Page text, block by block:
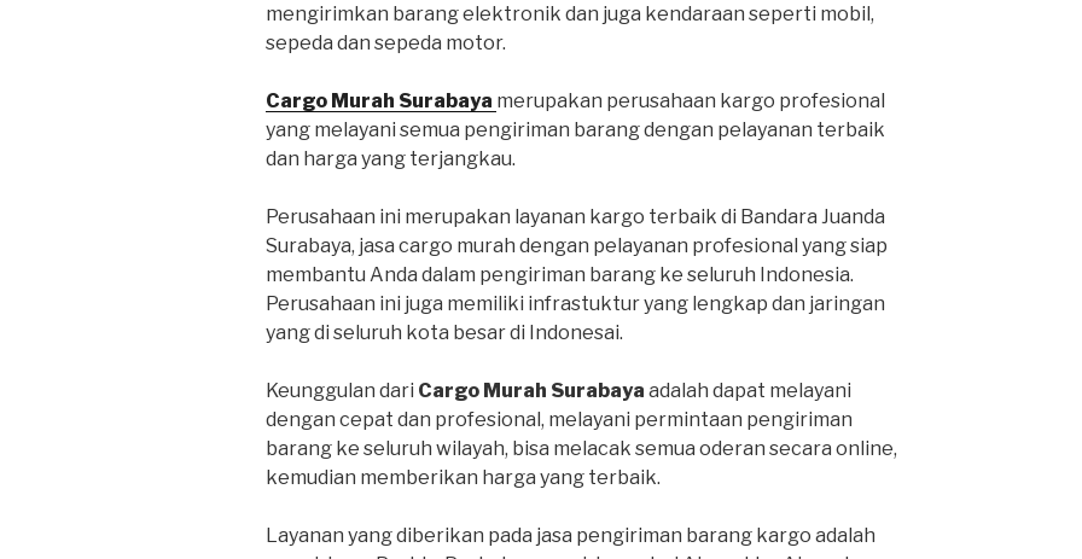
mengirimkan barang elektronik dan juga kendaraan seperti mobil,
sepeda dan sepeda motor.
Cargo Murah Surabaya merupakan perusahaan kargo profesional
yang melayani semua pengiriman barang dengan pelayanan terbaik
dan harga yang terjangkau.
Perusahaan ini merupakan layanan kargo terbaik di Bandara Juanda
Surabaya, jasa cargo murah dengan pelayanan profesional yang siap
membantu Anda dalam pengiriman barang ke seluruh Indonesia.
Perusahaan ini juga memiliki infrastuktur yang lengkap dan jaringan
yang di seluruh kota besar di Indonesai.
Keunggulan dari Cargo Murah Surabaya adalah dapat melayani
dengan cepat dan profesional, melayani permintaan pengiriman
barang ke seluruh wilayah, bisa melacak semua oderan secara online,
kemudian memberikan harga yang terbaik.
Layanan yang diberikan pada jasa pengiriman barang kargo adalah